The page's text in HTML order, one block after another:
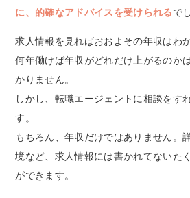
に、的確なアドバイスを受けられるで
求人情報を見ればおおよその年収はわ
何年働けば年収がどれだけ上がるのか
かりません。
しかし、転職エージェントに相談をす
す。
もちろん、年収だけではありません。
境など、求人情報には書かれてないた
ができます。